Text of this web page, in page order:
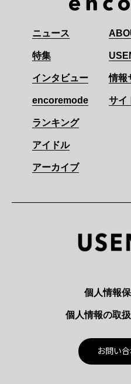
ニュース
特集
インタビュー
encoremode
ランキング
アイドル
アーカイブ
情報
サイ
個人情報
個人情報の取
お問い